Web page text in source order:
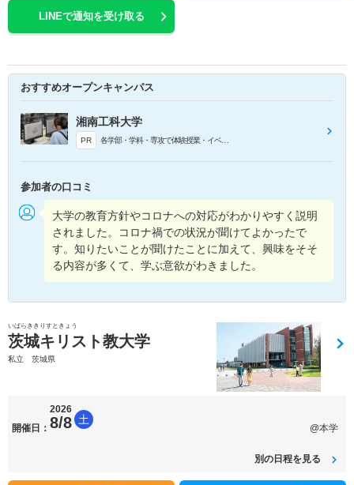
LINEで通知を受け取る
おすすめオープンキャンパス
湘南工科大学
PR 各学部・学科・専攻で体験授業・イベントを用意しています。参加して自分の興味があるものをじっくり確認してください。専攻選択のミスマッチを防ぐためにも、複数の見学をお勧めします。
参加者の口コミ
大学の教育方針やコロナへの対応がわかりやすく説明
されました。コロナ禍での状況が聞けてよかったで
す。知りたいことが聞けたことに加えて、興味をそそ
る内容が多くて、学ぶ意欲がわきました。
いばらききりすときょう
茨城キリスト教大学
私立 茨城県
開催日：
2026
8/8 土
@本学
別の日程を見る